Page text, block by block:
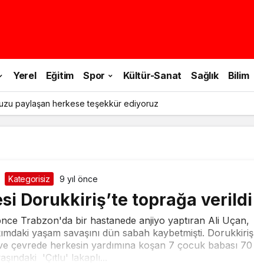
Yerel Eğitim Spor Kültür-Sanat Sağlık Bilim
paylaşan herkese teşekkür ediyoruz
Kategorisiz 9 yıl önce
Dorukkiriş’te toprağa verildi
Trabzon'da bir hastanede anjiyo yaptıran Ali Uçan,
yaşam savaşını dün sabah kaybetmişti. Dorukkiriş
çevrede herkesin yardımına koşan 7 çocuk babası 70
'Çıtlu' lakaplı...